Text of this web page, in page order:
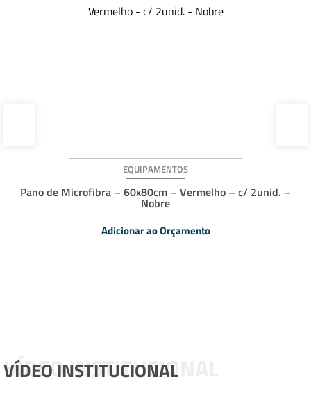
EQUIPAMENTOS
Pano de Microfibra – 60x80cm – Vermelho – c/ 2unid. –
Nobre
Adicionar ao Orçamento
VÍDEO INSTITUCIONAL
VÍDEO INSTITUCIONAL